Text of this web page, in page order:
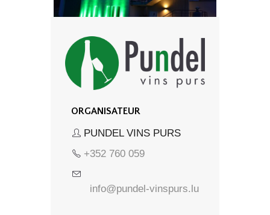
ORGANISATEUR
PUNDEL VINS PURS
+352 760 059
info@pundel-vinspurs.lu